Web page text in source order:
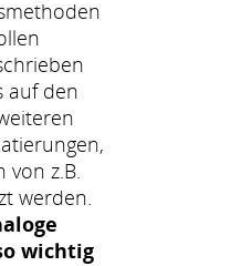
auf den
von z.B.
werden.
wichtig